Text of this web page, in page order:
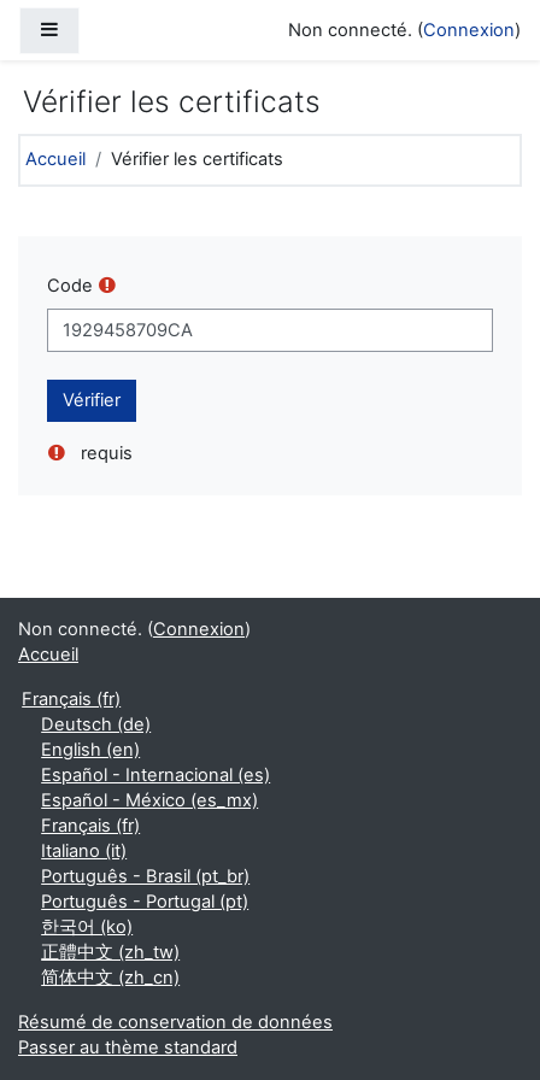
Non connecté. (Connexion)
Vérifier les certificats
Accueil Vérifier les certificats
Code
requis
Non connecté. (Connexion)
Accueil
Français ‎(fr)‎
Deutsch ‎(de)‎
English ‎(en)‎
Español - Internacional ‎(es)‎
Español - México ‎(es_mx)‎
Français ‎(fr)‎
Italiano ‎(it)‎
Português - Brasil ‎(pt_br)‎
Português - Portugal ‎(pt)‎
한국어 ‎(ko)‎
正體中文 ‎(zh_tw)‎
简体中文 ‎(zh_cn)‎
Résumé de conservation de données
Passer au thème standard